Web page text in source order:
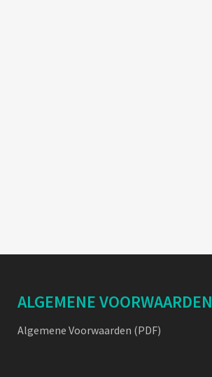
ALGEMENE VOORWAARDEN
Algemene Voorwaarden (PDF)